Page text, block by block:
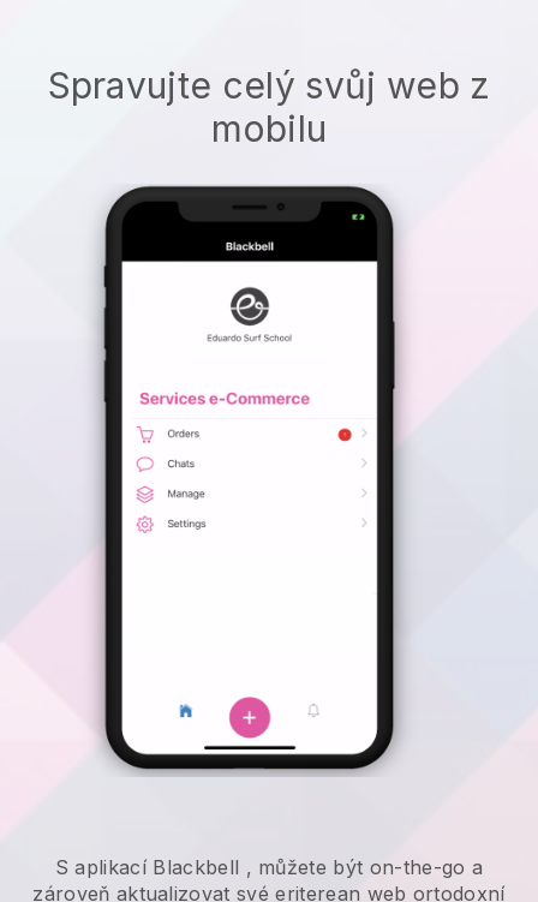
Spravujte celý svůj web z
mobilu
S aplikací Blackbell , můžete být on-the-go a
zároveň aktualizovat své eriterean web ortodoxní